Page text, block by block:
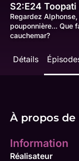
S2:E24 Toopati
Regardez
pouponnière... Que
cauchemar?
Détails
À propos de
Information
Réalisateur